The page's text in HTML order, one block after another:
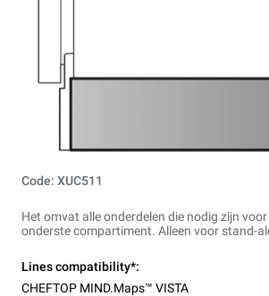
Code: XUC511
Het omvat alle onderdelen die nodig zijn
onderste compartiment. Alleen voor stand-
Lines compatibility*:
CHEFTOP MIND.Maps™ VISTA